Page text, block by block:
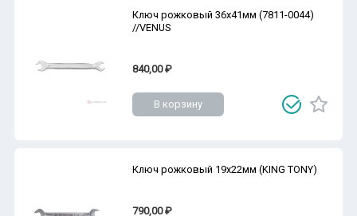
Ключ рожковый 36х41мм (7811-0044)
//VENUS
840,00 ₽
В корзину
Ключ рожковый 19х22мм (KING TONY)
790,00 ₽